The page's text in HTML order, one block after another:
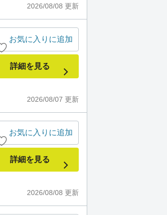
2026/08/08 更新
2026/08/07 更新
お気に入りに追加
詳細を見る
2026/08/08 更新
お気に入りに追加
詳細を見る